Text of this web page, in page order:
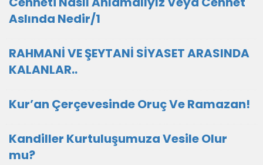
Aslında Nedir/1
RAHMANİ VE ŞEYTANİ SİYASET ARASINDA
KALANLAR..
Kur’an Çerçevesinde Oruç Ve Ramazan!
Kandiller Kurtuluşumuza Vesile Olur
mu?